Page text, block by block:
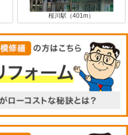
桜川駅（401m）